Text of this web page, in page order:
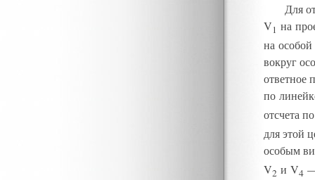
Для
V1 на
на
вокруг
ответное
по
отсчета
для этой
особым
V2 и V4